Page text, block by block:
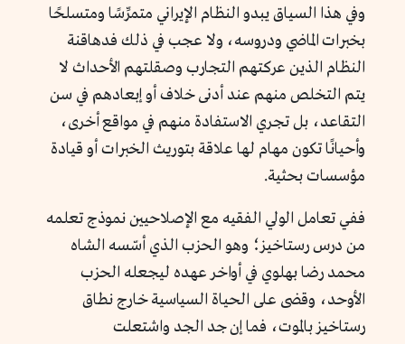
وفي هذا السياق يبدو النظام الإيراني متمرِّسًا ومتسلحًا
بخبرات الماضي ودروسه، ولا عجب في ذلك فدهاقنة
النظام الذين عركتهم التجارب وصقلتهم الأحداث لا
يتم التخلص منهم عند أدنى خلاف أو إبعادهم في سن
التقاعد، بل تجري الاستفادة منهم في مواقع أخرى،
وأحيانًا تكون مهام لها علاقة بتوريث الخبرات أو قيادة
مؤسسات بحثية.
ففي تعامل الولي الفقيه مع الإصلاحيين نموذج تعلمه
من درس رستاخيز؛ وهو الحزب الذي أسّسه الشاه
محمد رضا بهلوي في أواخر عهده ليجعله الحزب
الأوحد، وقضى على الحياة السياسية خارج نطاق
رستاخيز بالموت، فما إن جد الجد واشتعلت